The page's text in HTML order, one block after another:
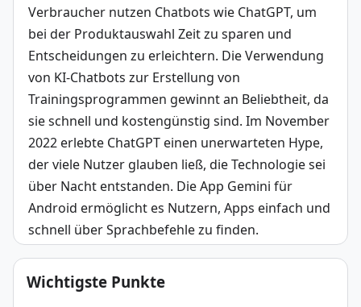
Verbraucher nutzen Chatbots wie ChatGPT, um
bei der Produktauswahl Zeit zu sparen und
Entscheidungen zu erleichtern. Die Verwendung
von KI-Chatbots zur Erstellung von
Trainingsprogrammen gewinnt an Beliebtheit, da
sie schnell und kostengünstig sind. Im November
2022 erlebte ChatGPT einen unerwarteten Hype,
der viele Nutzer glauben ließ, die Technologie sei
über Nacht entstanden. Die App Gemini für
Android ermöglicht es Nutzern, Apps einfach und
schnell über Sprachbefehle zu finden.
Wichtigste Punkte